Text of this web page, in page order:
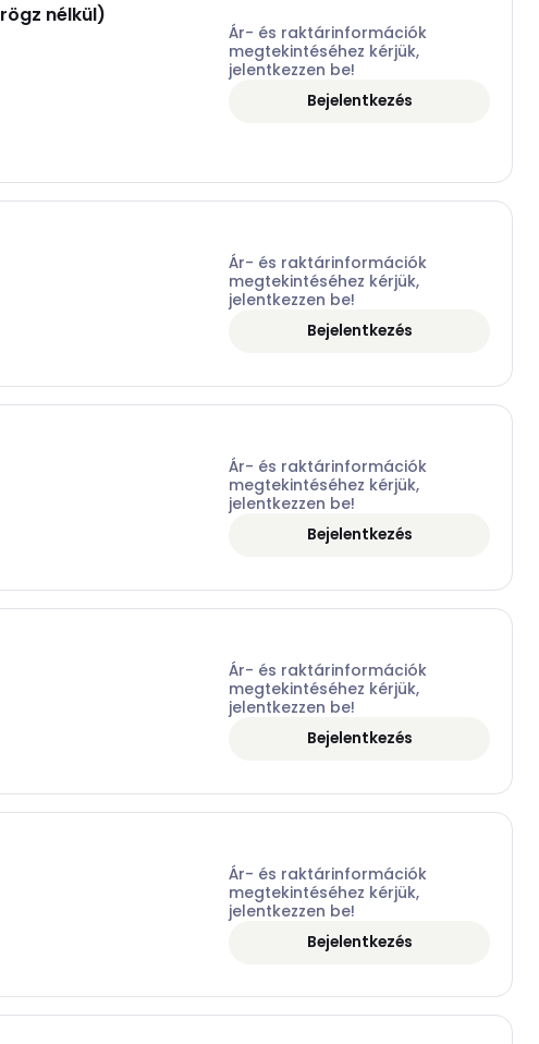
nélkül)
Ár- és raktárinformációk
megtekintéséhez kérjük,
jelentkezzen be!
Bejelentkezés
Ár- és raktárinformációk
megtekintéséhez kérjük,
jelentkezzen be!
Bejelentkezés
Ár- és raktárinformációk
megtekintéséhez kérjük,
jelentkezzen be!
Bejelentkezés
Ár- és raktárinformációk
megtekintéséhez kérjük,
jelentkezzen be!
Bejelentkezés
Ár- és raktárinformációk
megtekintéséhez kérjük,
jelentkezzen be!
Bejelentkezés